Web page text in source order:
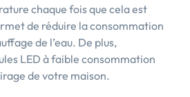
chaque fois que cela est
de réduire la consommation
de l’eau. De plus,
LED à faible consommation
de votre maison.